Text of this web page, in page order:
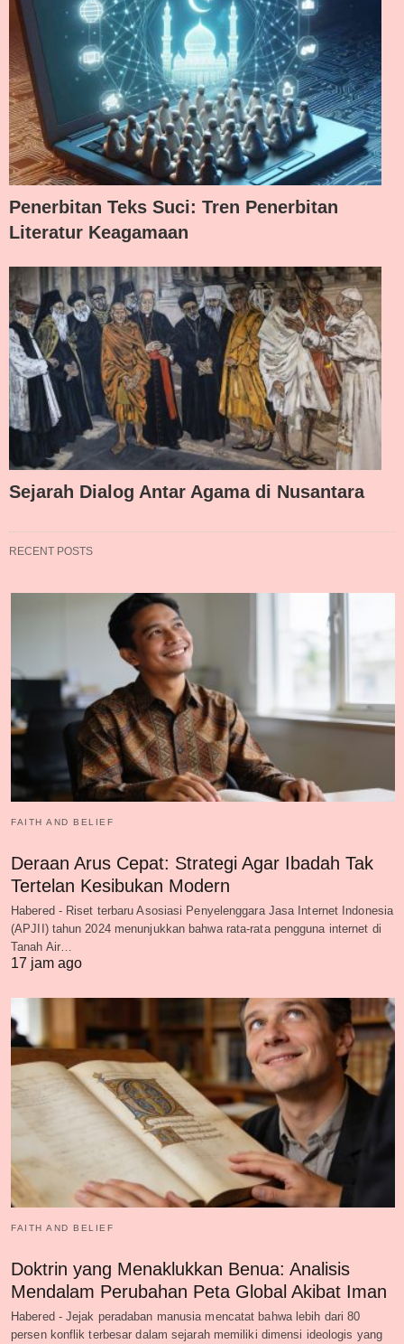
Penerbitan Teks Suci: Tren Penerbitan
Literatur Keagamaan
Sejarah Dialog Antar Agama di Nusantara
RECENT POSTS
FAITH AND BELIEF
Deraan Arus Cepat: Strategi Agar Ibadah Tak
Tertelan Kesibukan Modern
Habered - Riset terbaru Asosiasi Penyelenggara Jasa Internet Indonesia
(APJII) tahun 2024 menunjukkan bahwa rata-rata pengguna internet di
Tanah Air…
17 jam ago
FAITH AND BELIEF
Doktrin yang Menaklukkan Benua: Analisis
Mendalam Perubahan Peta Global Akibat Iman
Habered - Jejak peradaban manusia mencatat bahwa lebih dari 80
persen konflik terbesar dalam sejarah memiliki dimensi ideologis yang